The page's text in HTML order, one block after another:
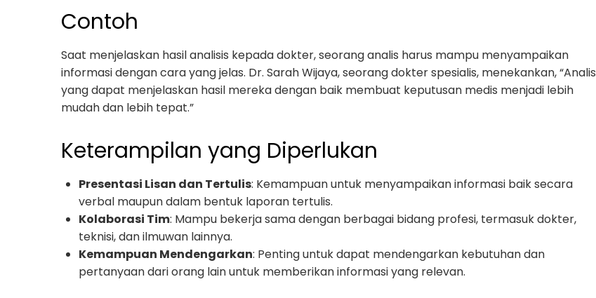
Contoh
Saat menjelaskan hasil analisis kepada dokter, seorang analis harus mampu menyampaikan
informasi dengan cara yang jelas. Dr. Sarah Wijaya, seorang dokter spesialis, menekankan, “Analis
yang dapat menjelaskan hasil mereka dengan baik membuat keputusan medis menjadi lebih
mudah dan lebih tepat.”
Keterampilan yang Diperlukan
Presentasi Lisan dan Tertulis: Kemampuan untuk menyampaikan informasi baik secara
verbal maupun dalam bentuk laporan tertulis.
Kolaborasi Tim: Mampu bekerja sama dengan berbagai bidang profesi, termasuk dokter,
teknisi, dan ilmuwan lainnya.
Kemampuan Mendengarkan: Penting untuk dapat mendengarkan kebutuhan dan
pertanyaan dari orang lain untuk memberikan informasi yang relevan.